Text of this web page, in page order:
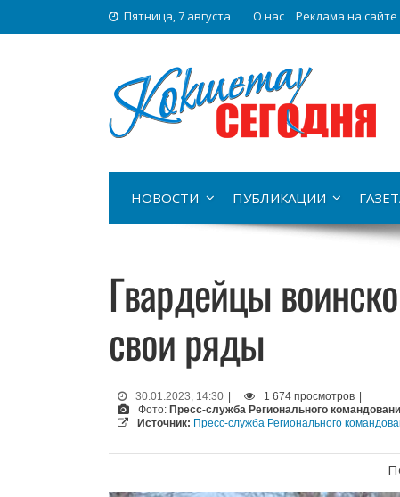
Пятница, 7 августа О нас Реклама на сайте
НОВОСТИ ПУБЛИКАЦИИ
Гвардейцы
свои ряды
30.01.2023, 14:30 | 1 674 просмотров |
Фото: Пресс-служба Регионального
Источник: Пресс-служба Регионального